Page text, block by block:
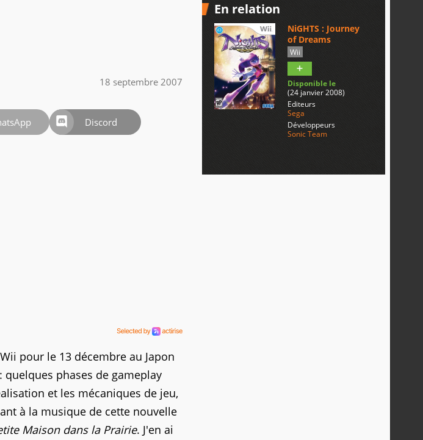
18 septembre 2007
Discord
pour le 13 décembre au Japon
quelques phases de gameplay
et les mécaniques de jeu,
à la musique de cette nouvelle
Maison dans la Prairie. J'en ai
En relation
NiGHTS : Journey
of Dreams
Wii
Disponible le
(24 janvier 2008)
Editeurs
Sega
Développeurs
Sonic Team